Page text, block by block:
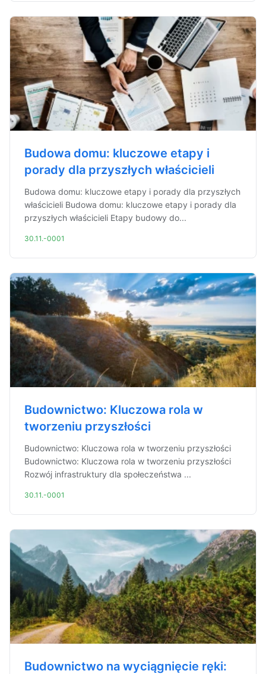
Budowa domu: kluczowe etapy i
porady dla przyszłych właścicieli
Budowa domu: kluczowe etapy i porady dla przyszłych
właścicieli Budowa domu: kluczowe etapy i porady dla
przyszłych właścicieli Etapy budowy do...
30.11.-0001
Budownictwo: Kluczowa rola w
tworzeniu przyszłości
Budownictwo: Kluczowa rola w tworzeniu przyszłości
Budownictwo: Kluczowa rola w tworzeniu przyszłości
Rozwój infrastruktury dla społeczeństwa ...
30.11.-0001
Budownictwo na wyciągnięcie ręki: